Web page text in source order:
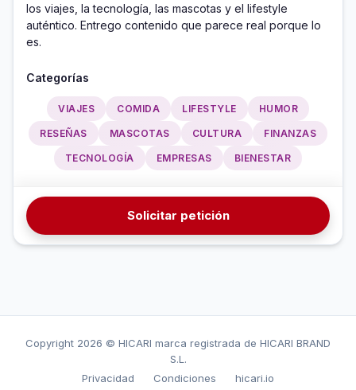
los viajes, la tecnología, las mascotas y el lifestyle
auténtico. Entrego contenido que parece real porque lo
es.
Categorías
VIAJES COMIDA LIFESTYLE HUMOR
RESEÑAS MASCOTAS CULTURA FINANZAS
TECNOLOGÍA EMPRESAS BIENESTAR
Solicitar petición
Copyright 2026 © HICARI marca registrada de HICARI BRAND
S.L.
Privacidad
Condiciones hicari.io